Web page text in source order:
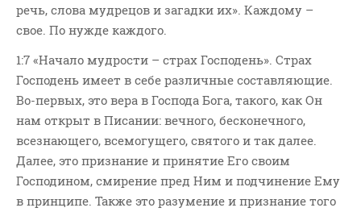
речь, слова мудрецов и загадки их». Каждому –
свое. По нужде каждого.
1:7 «Начало мудрости – страх Господень». Страх
Господень имеет в себе различные составляющие.
Во-первых, это вера в Господа Бога, такого, как Он
нам открыт в Писании: вечного, бесконечного,
всезнающего, всемогущего, святого и так далее.
Далее, это признание и принятие Его своим
Господином, смирение пред Ним и подчинение Ему
в принципе. Также это разумение и признание того